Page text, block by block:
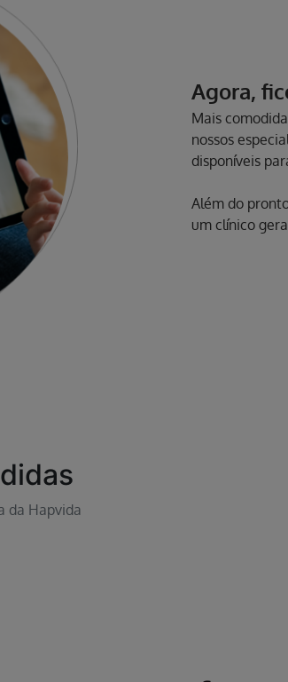
Agora,
Mais
nossos
disponíveis
Além do
um clínico
da Hapvida